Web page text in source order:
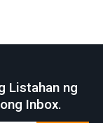
Listahan ng
Inbox.